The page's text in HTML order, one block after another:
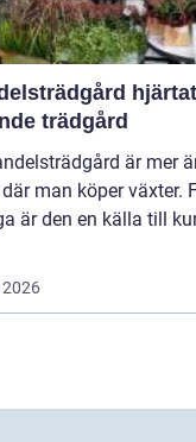
hjärtat i en
trädgård
är mer
man köper växter.
är den en källa till
2026